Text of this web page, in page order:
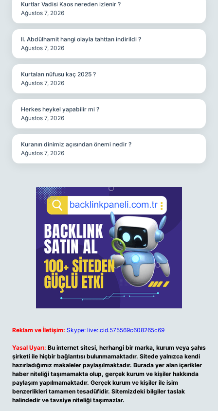
Kurtlar Vadisi Kaos nereden izlenir ?
Ağustos 7, 2026
II. Abdülhamit hangi olayla tahttan indirildi ?
Ağustos 7, 2026
Kurtalan nüfusu kaç 2025 ?
Ağustos 7, 2026
Herkes heykel yapabilir mi ?
Ağustos 7, 2026
Kuranın dinimiz açısından önemi nedir ?
Ağustos 7, 2026
Reklam ve İletişim: Skype: live:.cid.575569c608265c69
Yasal Uyarı: Bu internet sitesi, herhangi bir marka, kurum veya şahıs
şirketi ile hiçbir bağlantısı bulunmamaktadır. Sitede yalnızca kendi
hazırladığımız makaleler paylaşılmaktadır. Burada yer alan içerikler
haber niteliği taşımamakta olup, gerçek kurum ve kişiler hakkında
paylaşım yapılmamaktadır. Gerçek kurum ve kişiler ile isim
benzerlikleri tamamen tesadüfidir. Sitemizdeki bilgiler taslak
halindedir ve tavsiye niteliği taşımazlar.